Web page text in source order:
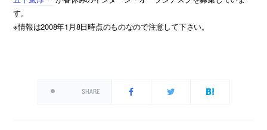
す。
※情報は2008年1月8日時点のものなので注意して下さい。
SHARE